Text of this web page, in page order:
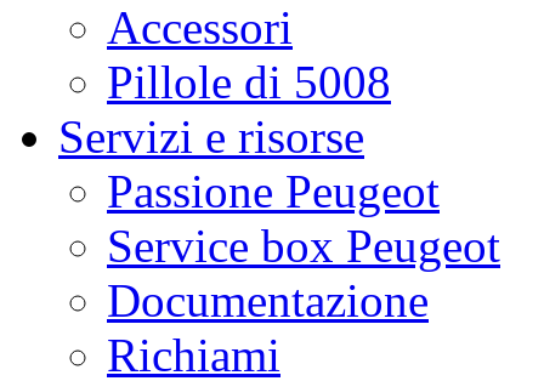
Accessori
Pillole di 5008
Servizi e risorse
Passione Peugeot
Service box Peugeot
Documentazione
Richiami